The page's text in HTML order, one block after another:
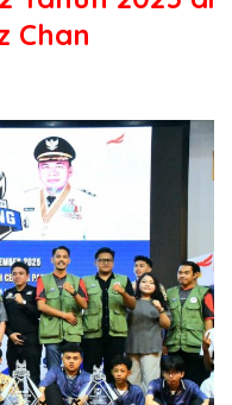
Chan